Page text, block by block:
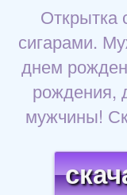
Открытка
сигарами.
днем
рождения,
мужчины!